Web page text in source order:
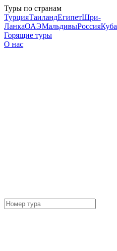
Туры по странам
ТурцияТаиландЕгипетШри-
ЛанкаОАЭМальдивыРоссияКуба
Горящие туры
О нас